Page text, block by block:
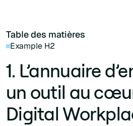
Table des matières
Example H2
1. L’annuaire
un outil au
Digital